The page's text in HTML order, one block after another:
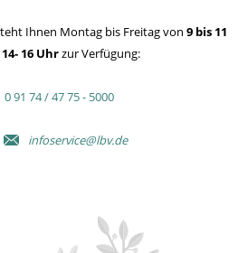
Ihnen Montag bis Freitag von 9 bis 11
16 Uhrzur Verfügung:
0 91 74 / 47 75 - 5000
infoservice@lbv.de